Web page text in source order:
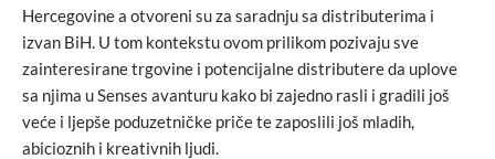
Hercegovine a otvoreni su za saradnju sa distributerima i
izvan BiH. U tom kontekstu ovom prilikom pozivaju sve
zainteresirane trgovine i potencijalne distributere da uplove
sa njima u Senses avanturu kako bi zajedno rasli i gradili još
veće i ljepše poduzetničke priče te zaposlili još mladih,
abicioznih i kreativnih ljudi.